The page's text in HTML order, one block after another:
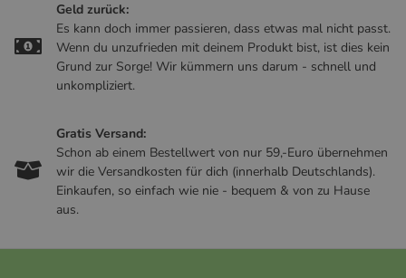
Geld zurück:
Es kann doch immer passieren, dass etwas mal nicht passt.
Wenn du unzufrieden mit deinem Produkt bist, ist dies kein
Grund zur Sorge! Wir kümmern uns darum - schnell und
unkompliziert.
Gratis Versand:
Schon ab einem Bestellwert von nur 59,-Euro übernehmen
wir die Versandkosten für dich (innerhalb Deutschlands).
Einkaufen, so einfach wie nie - bequem & von zu Hause
aus.